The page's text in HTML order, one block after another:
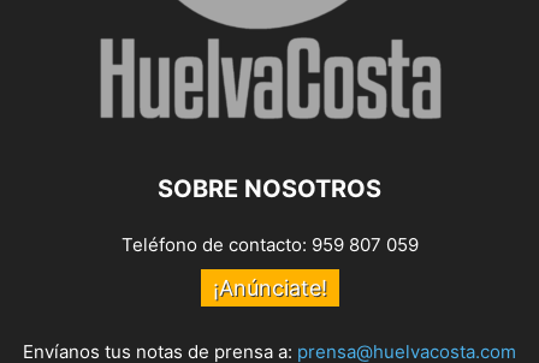
SOBRE NOSOTROS
Teléfono de contacto: 959 807 059
¡Anúnciate!
Envíanos tus notas de prensa a: prensa@huelvacosta.com